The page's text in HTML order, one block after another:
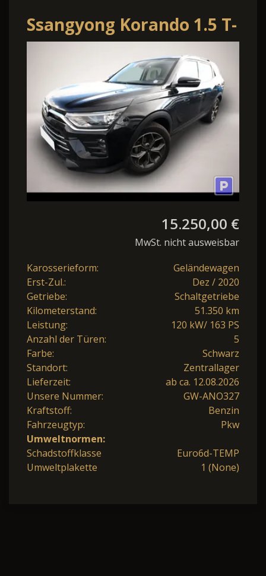
Ssangyong Korando 1.5 T-
GDI 163 Quarz Nav PDC
SHZ KeyL 18Z
15.250,00 €
MwSt. nicht ausweisbar
Karosserieform:
Geländewagen
Erst-Zul.:
Dez / 2020
Getriebe:
Schaltgetriebe
Kilometerstand:
51.350 km
Leistung:
120 kW/ 163 PS
Anzahl der Türen:
5
Farbe:
Schwarz
Standort:
Zentrallager
Lieferzeit:
ab ca. 12.08.2026
Unsere Nummer:
GW-ANO327
Kraftstoff:
Benzin
Fahrzeugtyp:
Pkw
Umweltnormen:
Schadstoffklasse
Euro6d-TEMP
Umweltplakette
1 (None)